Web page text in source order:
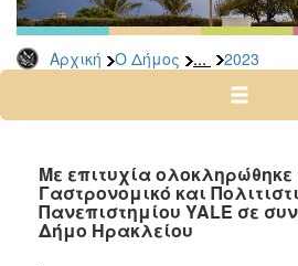
Αρχική Ο Δήμος ... 2023
Αρχείο
2026
2024
2022
2021
Με επιτυχία ολοκληρώθηκε
Γαστρονομικό και
Πανεπιστημίου YALE σε
Δήμο Ηρακλείου